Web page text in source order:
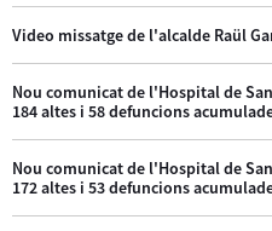
Video missatge de l'alcalde Raül
Nou comunicat de l'Hospital de
184 altes i 58 defuncions
Nou comunicat de l'Hospital de
172 altes i 53 defuncions